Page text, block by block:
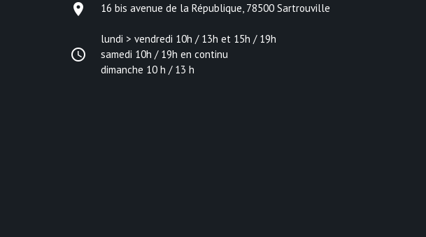
place 16 bis avenue de la République, 78500 Sartrouville
access_time
lundi > vendredi 10h / 13h et 15h / 19h
samedi 10h / 19h en continu
dimanche 10 h / 13 h